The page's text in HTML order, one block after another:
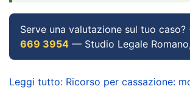
Serve una valutazione sul tuo caso?
669 3954 — Studio Legale
Leggi tutto: Ricorso per cassazione: